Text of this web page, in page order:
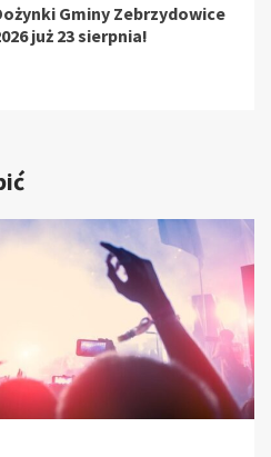
Gminy Zebrzydowice
już 23 sierpnia!